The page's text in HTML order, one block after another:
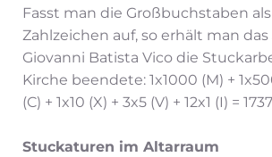
Fasst man die Großbuchstaben
Zahlzeichen auf, so erhält man
Giovanni Batista Vico die
Kirche beendete: 1x1000 (M) +
(C) + 1x10 (X) + 3x5 (V) + 12x1 (I) = 1737
Stuckaturen im Altarraum